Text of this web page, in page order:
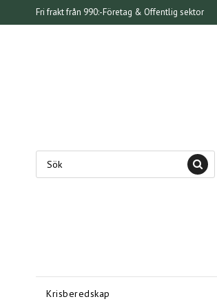
Fri frakt från 990:-Företag & Offentlig sektor
Krisberedskap